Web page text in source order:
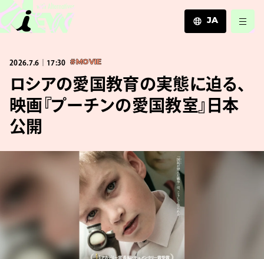
JA
ZH
2026.7.6｜17:30 #MOVIE
ロシアの愛国教育の実態に迫る、
映画『プーチンの愛国教室』日本
公開